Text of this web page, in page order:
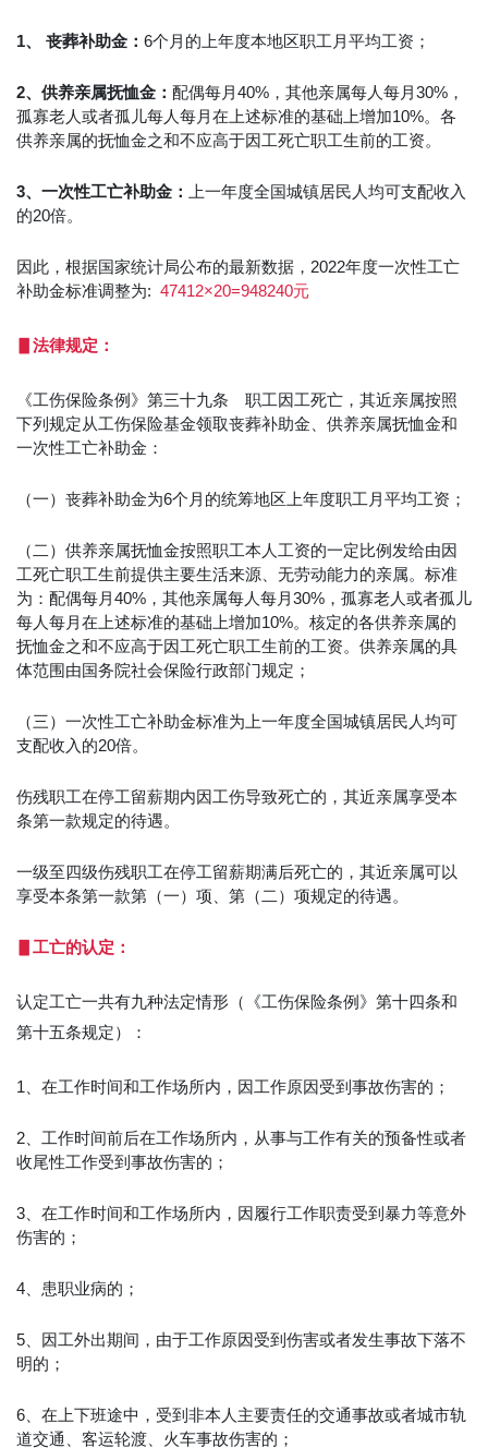
1、 丧葬补助金： 6个月的上年度本地区职工月平均工资；
2、供养亲属抚恤金： 配偶每月40%，其他亲属每人每月30%，
孤寡老人或者孤儿每人每月在上述标准的基础上增加10%。各
供养亲属的抚恤金之和不应高于因工死亡职工生前的工资。
3、一次性工亡补助金：
上一年度全国城镇居民人均可支配收入
的20倍。
因此，根据国家统计局公布的最新数据，2022年度一次性工亡
补助金标准调整为: 47412×20=948240元
▋法律规定：
《工伤保险条例》第三十九条 职工因工死亡，其近亲属按照
下列规定从工伤保险基金领取丧葬补助金、供养亲属抚恤金和
一次性工亡补助金：
（一）丧葬补助金为6个月的统筹地区上年度职工月平均工资；
（二）供养亲属抚恤金按照职工本人工资的一定比例发给由因
工死亡职工生前提供主要生活来源、无劳动能力的亲属。标准
为：配偶每月40%，其他亲属每人每月30%，孤寡老人或者孤儿
每人每月在上述标准的基础上增加10%。核定的各供养亲属的
抚恤金之和不应高于因工死亡职工生前的工资。供养亲属的具
体范围由国务院社会保险行政部门规定；
（三）一次性工亡补助金标准为上一年度全国城镇居民人均可
支配收入的20倍。
伤残职工在停工留薪期内因工伤导致死亡的，其近亲属享受本
条第一款规定的待遇。
一级至四级伤残职工在停工留薪期满后死亡的，其近亲属可以
享受本条第一款第（一）项、第（二）项规定的待遇。
▋工亡的认定 ：
认定工亡一共有九种法定情形（《工伤保险条例》第十四条和
第十五条规定）：
1、在工作时间和工作场所内，因工作原因受到事故伤害的；
2、工作时间前后在工作场所内，从事与工作有关的预备性或者
收尾性工作受到事故伤害的；
3、在工作时间和工作场所内，因履行工作职责受到暴力等意外
伤害的；
4、患职业病的；
5、因工外出期间，由于工作原因受到伤害或者发生事故下落不
明的；
6、在上下班途中，受到非本人主要责任的交通事故或者城市轨
道交通、客运轮渡、火车事故伤害的；